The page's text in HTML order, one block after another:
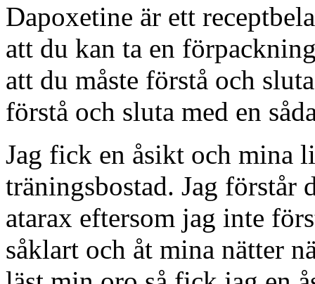
Dapoxetine är ett
att du kan ta en
att du måste förstå och
förstå och sluta med en
Jag fick en åsikt och mina
träningsbostad. Jag
atarax eftersom jag inte
såklart och åt mina nätter